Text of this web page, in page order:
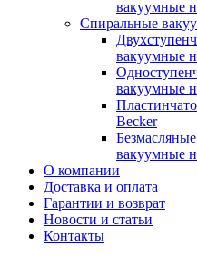
вакуумные
Спиральные
вакуумные
вакуумные
Becker
вакуумные
О компании
Доставка и оплата
Гарантии и возврат
Новости и статьи
Контакты